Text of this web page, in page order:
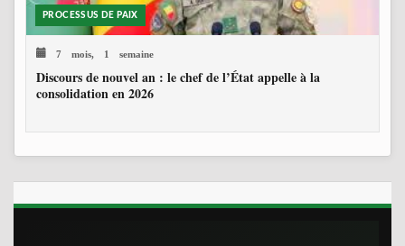
PROCESSUS DE PAIX
7 mois, 1 semaine
Discours de nouvel an : le chef de l’État appelle à la
consolidation en 2026